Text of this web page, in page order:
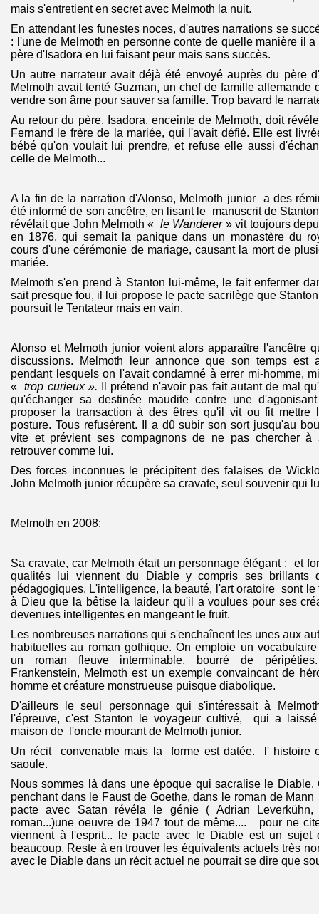
mais s'entretient en secret avec Melmoth la nuit.
En attendant les funestes noces, d'autres narrations se
: l'une de Melmoth en personne conte de quelle manière il
père d'Isadora en lui faisant peur mais sans succès.
Un autre narrateur avait déjà été envoyé auprès du père
Melmoth avait tenté Guzman, un chef de famille allemande
vendre son âme pour sauver sa famille. Trop bavard le
Au retour du père, Isadora, enceinte de Melmoth, doit
Fernand le frère de la mariée, qui l'avait défié. Elle est
bébé qu'on voulait lui prendre, et refuse elle aussi
celle de Melmoth...
A la fin de la narration d'Alonso, Melmoth junior a des
été informé de son ancêtre, en lisant le manuscrit de
révélait que John Melmoth «le Wanderer» vit toujours
en 1876, qui semait la panique dans un monastère du
cours d'une cérémonie de mariage, causant la mort de
mariée.
Melmoth s'en prend à Stanton lui-même, le fait enfermer
sait presque fou, il lui propose le pacte sacrilège que
poursuit le Tentateur mais en vain.
Alonso et Melmoth junior voient alors apparaître l'ancêtre
discussions. Melmoth leur annonce que son temps est
pendant lesquels on l'avait condamné à errer mi-homme,
«trop curieux ». Il prétend n'avoir pas fait autant de mal
qu'échanger sa destinée maudite contre une
proposer la transaction à des êtres qu'il vit ou fit mettre
posture. Tous refusèrent. Il a dû subir son sort jusqu'au
vite et prévient ses compagnons de ne pas chercher
retrouver comme lui.
Des forces inconnues le précipitent des falaises de
John Melmoth junior récupère sa cravate, seul souvenir qui
Melmoth en 2008:
Sa cravate, car Melmoth était un personnage élégant ; et
qualités lui viennent du Diable y compris ses brillants
pédagogiques. L'intelligence, la beauté, l'art oratoire sont le
à Dieu que la bêtise la laideur qu'il a voulues pour ses
devenues intelligentes en mangeant le fruit.
Les nombreuses narrations qui s'enchaînent les unes aux
habituelles au roman gothique. On emploie un
un roman fleuve interminable, bourré de
Frankenstein, Melmoth est un exemple convaincant de
homme et créature monstrueuse puisque diabolique.
D'ailleurs le seul personnage qui s'intéressait à
l'épreuve, c'est Stanton le voyageur cultivé, qui a
maison de l'oncle mourant de Melmoth junior.
Un récit convenable mais la forme est datée. l' histoire
saoule.
Nous sommes là dans une époque qui sacralise le Diable.
penchant dans le Faust de Goethe, dans le roman de
pacte avec Satan révéla le génie ( Adrian
roman...)une oeuvre de 1947 tout de même.... pour ne
viennent à l'esprit... le pacte avec le Diable est un sujet
beaucoup. Reste à en trouver les équivalents actuels très
avec le Diable dans un récit actuel ne pourrait se dire que